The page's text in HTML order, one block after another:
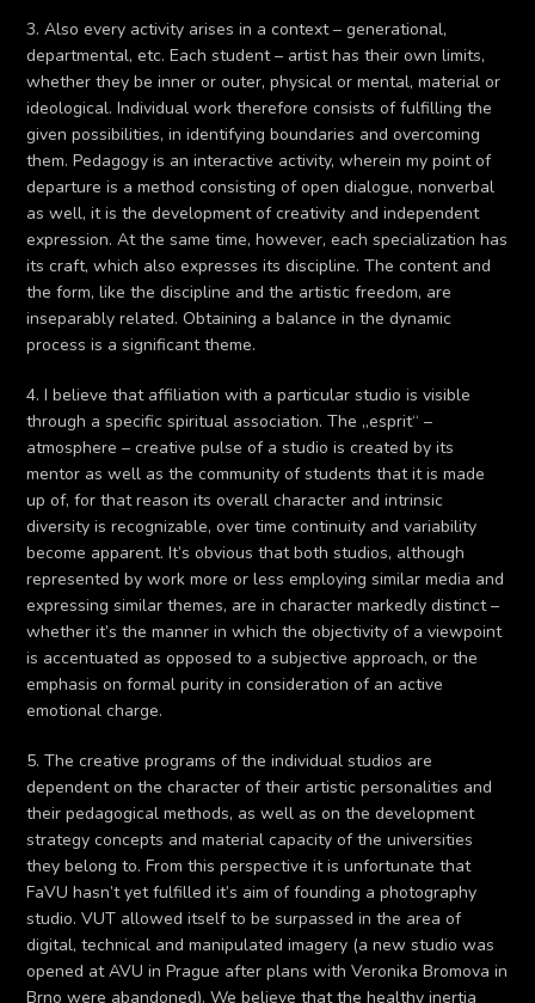
3. Also every activity arises in a context – generational,
departmental, etc. Each student – artist has their own limits,
whether they be inner or outer, physical or mental, material or
ideological. Individual work therefore consists of fulfilling the
given possibilities, in identifying boundaries and overcoming
them. Pedagogy is an interactive activity, wherein my point of
departure is a method consisting of open dialogue, nonverbal
as well, it is the development of creativity and independent
expression. At the same time, however, each specialization has
its craft, which also expresses its discipline. The content and
the form, like the discipline and the artistic freedom, are
inseparably related. Obtaining a balance in the dynamic
process is a significant theme.
4. I believe that affiliation with a particular studio is visible
through a specific spiritual association. The „esprit“ –
atmosphere – creative pulse of a studio is created by its
mentor as well as the community of students that it is made
up of, for that reason its overall character and intrinsic
diversity is recognizable, over time continuity and variability
become apparent. It’s obvious that both studios, although
represented by work more or less employing similar media and
expressing similar themes, are in character markedly distinct –
whether it’s the manner in which the objectivity of a viewpoint
is accentuated as opposed to a subjective approach, or the
emphasis on formal purity in consideration of an active
emotional charge.
5. The creative programs of the individual studios are
dependent on the character of their artistic personalities and
their pedagogical methods, as well as on the development
strategy concepts and material capacity of the universities
they belong to. From this perspective it is unfortunate that
FaVU hasn’t yet fulfilled it’s aim of founding a photography
studio. VUT allowed itself to be surpassed in the area of
digital, technical and manipulated imagery (a new studio was
opened at AVU in Prague after plans with Veronika Bromova in
Brno were abandoned). We believe that the healthy inertia